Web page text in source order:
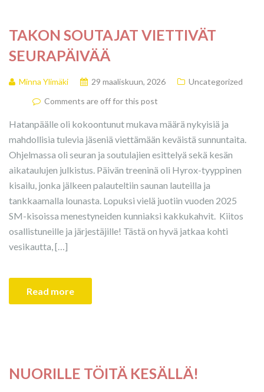
TAKON SOUTAJAT VIETTIVÄT
SEURAPÄIVÄÄ
Minna Ylimäki 29 maaliskuun, 2026
Uncategorized
Comments are off for this post
Hatanpäälle oli kokoontunut mukava määrä nykyisiä ja
mahdollisia tulevia jäseniä viettämään keväistä sunnuntaita.
Ohjelmassa oli seuran ja soutulajien esittelyä sekä kesän
aikataulujen julkistus. Päivän treeninä oli Hyrox-tyyppinen
kisailu, jonka jälkeen palauteltiin saunan lauteilla ja
tankkaamalla lounasta. Lopuksi vielä juotiin vuoden 2025
SM-kisoissa menestyneiden kunniaksi kakkukahvit. Kiitos
osallistuneille ja järjestäjille! Tästä on hyvä jatkaa kohti
vesikautta, […]
Read more
NUORILLE TÖITÄ KESÄLLÄ!